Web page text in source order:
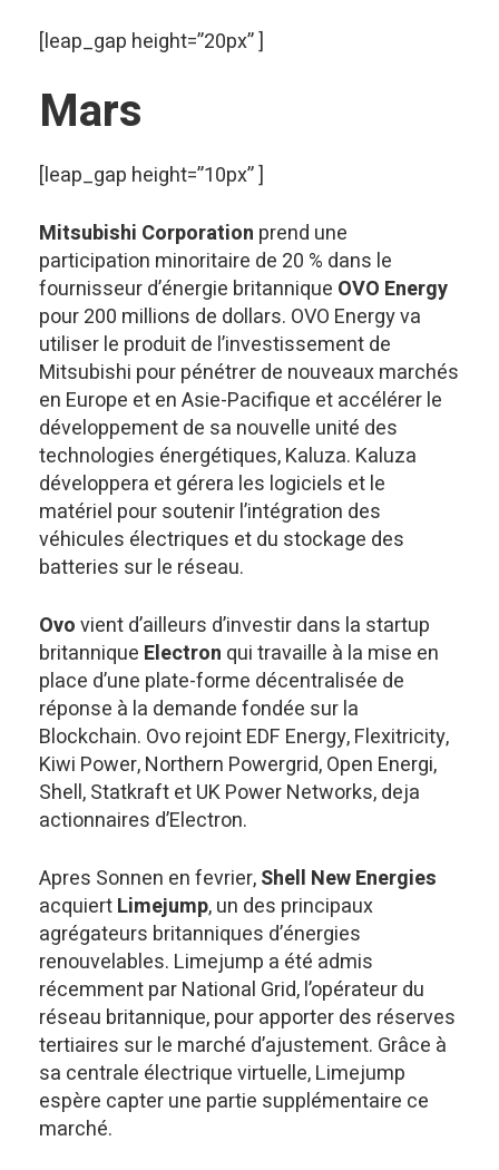
[leap_gap height=”20px” ]
Mars
[leap_gap height=”10px” ]
Mitsubishi Corporation prend une
participation minoritaire de 20 % dans le
fournisseur d’énergie britannique OVO Energy
pour 200 millions de dollars. OVO Energy va
utiliser le produit de l’investissement de
Mitsubishi pour pénétrer de nouveaux marchés
en Europe et en Asie-Pacifique et accélérer le
développement de sa nouvelle unité des
technologies énergétiques, Kaluza. Kaluza
développera et gérera les logiciels et le
matériel pour soutenir l’intégration des
véhicules électriques et du stockage des
batteries sur le réseau.
Ovovient d’ailleurs d’investir dans la startup
britannique Electron qui travaille à la mise en
place d’une plate-forme décentralisée de
réponse à la demande fondée sur la
Blockchain. Ovo rejoint EDF Energy, Flexitricity,
Kiwi Power, Northern Powergrid, Open Energi,
Shell, Statkraft et UK Power Networks, deja
actionnaires d’Electron.
Apres Sonnen en fevrier,Shell New Energies
acquiertLimejump, un des principaux
agrégateurs britanniques d’énergies
renouvelables. Limejump a été admis
récemment par National Grid, l’opérateur du
réseau britannique, pour apporter des réserves
tertiaires sur le marché d’ajustement. Grâce à
sa centrale électrique virtuelle, Limejump
espère capter une partie supplémentaire ce
marché.